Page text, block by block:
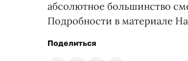
абсолютное большинство
Подробности в материале
Поделиться